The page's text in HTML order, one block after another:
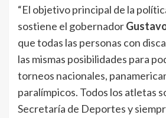
“El objetivo principal de la
sostiene el gobernador
que todas las personas con
las mismas posibilidades para
torneos nacionales,
paralímpicos. Todos los atletas
Secretaría de Deportes y